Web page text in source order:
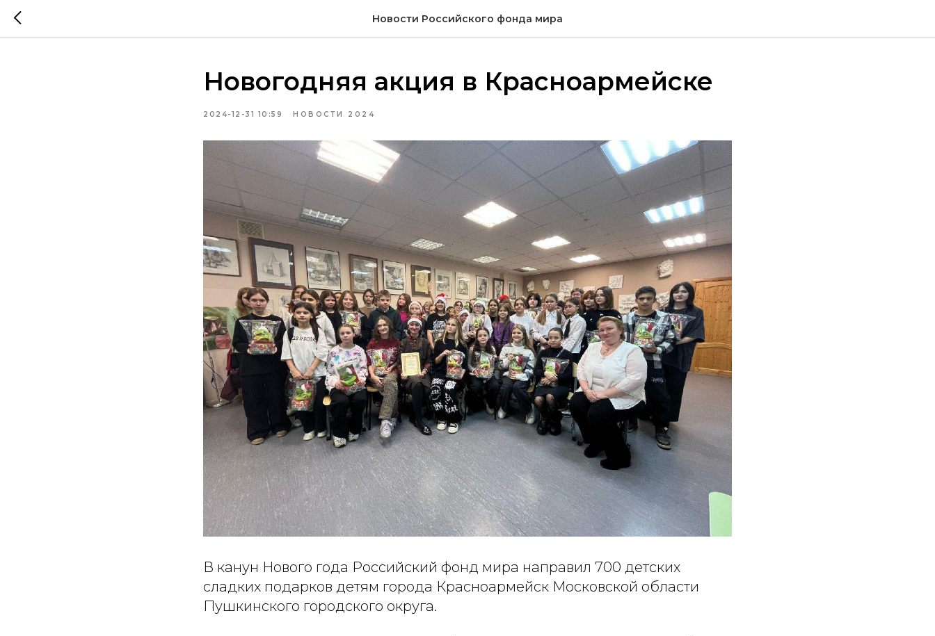
Новости Российского фонда мира
Новогодняя акция в Красноармейске
2024-12-31 10:59 НОВОСТИ 2024
В канун Нового года Российский фонд мира направил 700 детских
сладких подарков детям города Красноармейск Московской области
Пушкинского городского округа.